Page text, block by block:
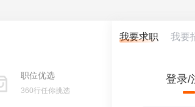
职位优选
360行任你挑选
我要求职 我要
登录/